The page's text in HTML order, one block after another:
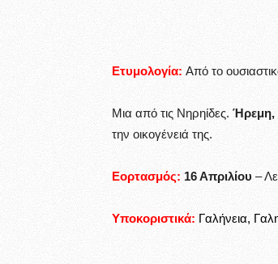
Ετυμολογία: Από το
Μια από τις Νηρηίδες. Ήρεμη,
την οικογένειά της.
Εορτασμός: 16 Απριλίου –
Υποκοριστικά: Γαλήνεια,